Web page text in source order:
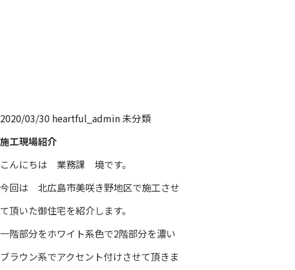
2020/03/30 heartful_admin未分類
施工現場紹介
こんにちは 業務課 境です。
今回は 北広島市美咲き野地区で施工させ
て頂いた御住宅を紹介します。
一階部分をホワイト系色で2階部分を濃い
ブラウン系でアクセント付けさせて頂きま